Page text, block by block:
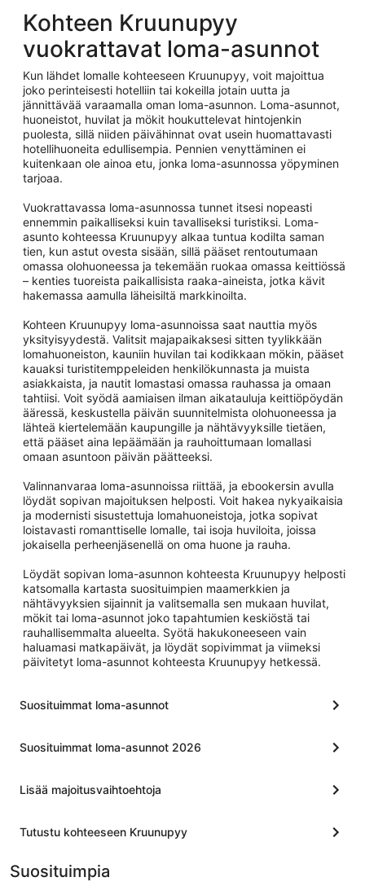
Kohteen Kruunupyy
vuokrattavat loma-asunnot
Kun lähdet lomalle kohteeseen Kruunupyy, voit majoittua
joko perinteisesti hotelliin tai kokeilla jotain uutta ja
jännittävää varaamalla oman loma-asunnon. Loma-asunnot,
huoneistot, huvilat ja mökit houkuttelevat hintojenkin
puolesta, sillä niiden päivähinnat ovat usein huomattavasti
hotellihuoneita edullisempia. Pennien venyttäminen ei
kuitenkaan ole ainoa etu, jonka loma-asunnossa yöpyminen
tarjoaa.
Vuokrattavassa loma-asunnossa tunnet itsesi nopeasti
ennemmin paikalliseksi kuin tavalliseksi turistiksi. Loma-
asunto kohteessa Kruunupyy alkaa tuntua kodilta saman
tien, kun astut ovesta sisään, sillä pääset rentoutumaan
omassa olohuoneessa ja tekemään ruokaa omassa keittiössä
– kenties tuoreista paikallisista raaka-aineista, jotka kävit
hakemassa aamulla läheisiltä markkinoilta.
Kohteen Kruunupyy loma-asunnoissa saat nauttia myös
yksityisyydestä. Valitsit majapaikaksesi sitten tyylikkään
lomahuoneiston, kauniin huvilan tai kodikkaan mökin, pääset
kauaksi turistitemppeleiden henkilökunnasta ja muista
asiakkaista, ja nautit lomastasi omassa rauhassa ja omaan
tahtiisi. Voit syödä aamiaisen ilman aikatauluja keittiöpöydän
ääressä, keskustella päivän suunnitelmista olohuoneessa ja
lähteä kiertelemään kaupungille ja nähtävyyksille tietäen,
että pääset aina lepäämään ja rauhoittumaan lomallasi
omaan asuntoon päivän päätteeksi.
Valinnanvaraa loma-asunnoissa riittää, ja ebookersin avulla
löydät sopivan majoituksen helposti. Voit hakea nykyaikaisia
ja modernisti sisustettuja lomahuoneistoja, jotka sopivat
loistavasti romanttiselle lomalle, tai isoja huviloita, joissa
jokaisella perheenjäsenellä on oma huone ja rauha.
Löydät sopivan loma-asunnon kohteesta Kruunupyy helposti
katsomalla kartasta suosituimpien maamerkkien ja
nähtävyyksien sijainnit ja valitsemalla sen mukaan huvilat,
mökit tai loma-asunnot joko tapahtumien keskiöstä tai
rauhallisemmalta alueelta. Syötä hakukoneeseen vain
haluamasi matkapäivät, ja löydät sopivimmat ja viimeksi
päivitetyt loma-asunnot kohteesta Kruunupyy hetkessä.
Suosituimmat loma-asunnot
Suosituimmat loma-asunnot 2026
Lisää majoitusvaihtoehtoja
Tutustu kohteeseen Kruunupyy
Suosituimpia